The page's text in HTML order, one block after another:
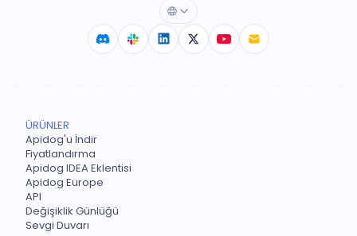
ÜRÜNLER
Apidog'u İndir
Fiyatlandırma
Apidog IDEA Eklentisi
Apidog Europe
API
Değişiklik Günlüğü
Sevgi Duvarı